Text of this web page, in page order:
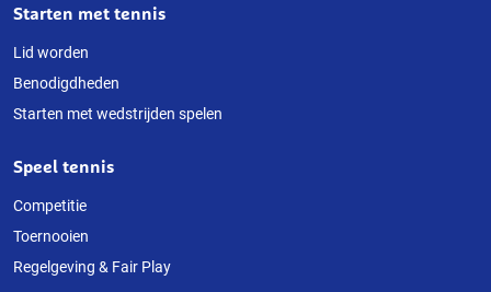
Starten met tennis
Lid worden
Benodigdheden
Starten met wedstrijden spelen
Speel tennis
Competitie
Toernooien
Regelgeving & Fair Play